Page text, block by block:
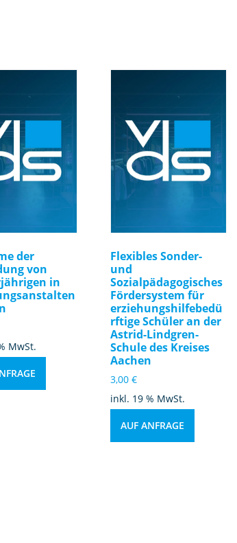
der
von
in
MwSt.
Flexibles Sonder-
und
Sozialpädagogisches
Fördersystem für
erziehungshilfebedü
rftige Schüler an der
Astrid-Lindgren-
Schule des Kreises
Aachen
3,00€
inkl. 19 % MwSt.
AUF ANFRAGE